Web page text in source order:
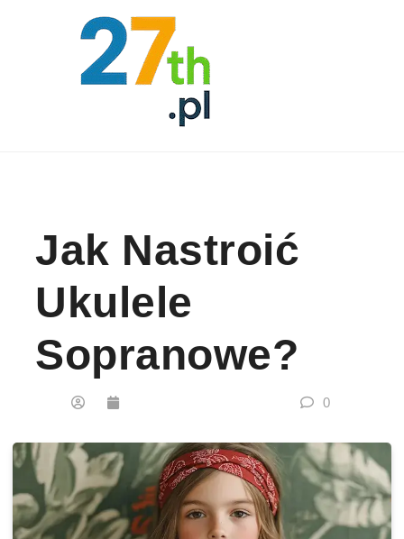
Jak Nastroić
Ukulele
Sopranowe?
0